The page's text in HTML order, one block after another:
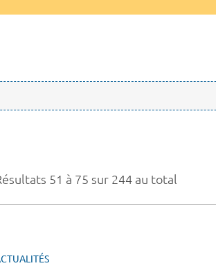
51 à 75 sur 244 au total